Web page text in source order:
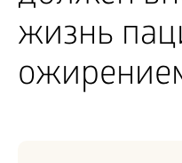
жизнь